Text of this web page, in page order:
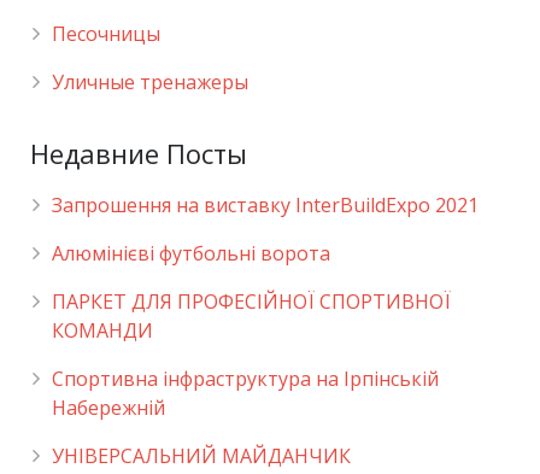
Песочницы
Уличные тренажеры
Недавние Посты
Запрошення на виставку InterBuildExpo 2021
Алюмінієві футбольні ворота
ПАРКЕТ ДЛЯ ПРОФЕСІЙНОЇ СПОРТИВНОЇ
КОМАНДИ
Спортивна інфраструктура на Ірпінській
Набережній
УНІВЕРСАЛЬНИЙ МАЙДАНЧИК